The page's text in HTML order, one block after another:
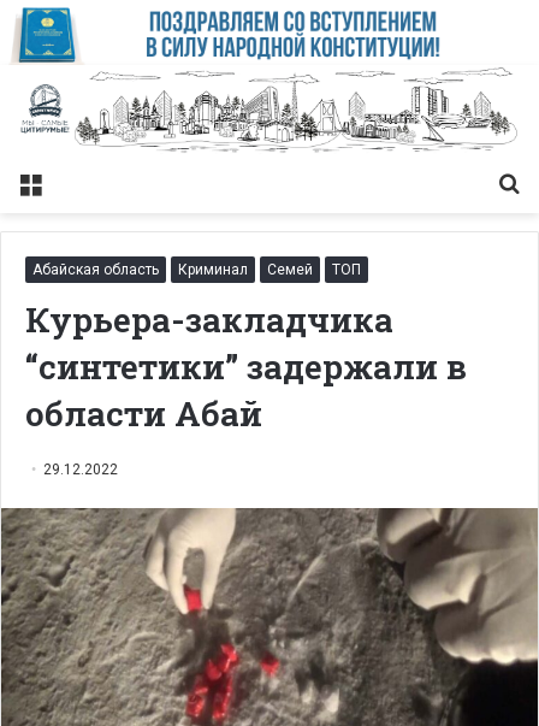
Меню
Абайская область Криминал Семей ТОП
Курьера-закладчика
“синтетики” задержали в
области Абай
29.12.2022